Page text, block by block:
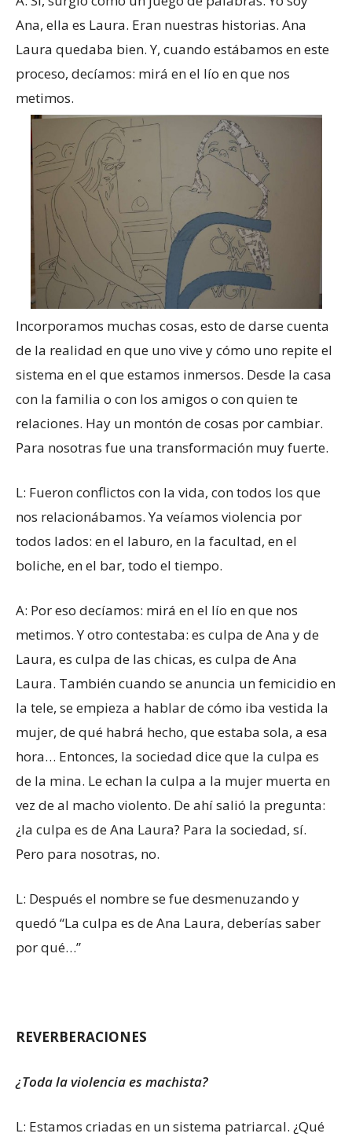
Ana, ella es Laura. Eran nuestras historias. Ana
Laura quedaba bien. Y, cuando estábamos en este
proceso, decíamos: mirá en el lío en que nos
metimos.
Incorporamos muchas cosas, esto de darse cuenta
de la realidad en que uno vive y cómo uno repite el
sistema en el que estamos inmersos. Desde la casa
con la familia o con los amigos o con quien te
relaciones. Hay un montón de cosas por cambiar.
Para nosotras fue una transformación muy fuerte.
L: Fueron conflictos con la vida, con todos los que
nos relacionábamos. Ya veíamos violencia por
todos lados: en el laburo, en la facultad, en el
boliche, en el bar, todo el tiempo.
A: Por eso decíamos: mirá en el lío en que nos
metimos. Y otro contestaba: es culpa de Ana y de
Laura, es culpa de las chicas, es culpa de Ana
Laura. También cuando se anuncia un femicidio en
la tele, se empieza a hablar de cómo iba vestida la
mujer, de qué habrá hecho, que estaba sola, a esa
hora… Entonces, la sociedad dice que la culpa es
de la mina. Le echan la culpa a la mujer muerta en
vez de al macho violento. De ahí salió la pregunta:
¿la culpa es de Ana Laura? Para la sociedad, sí.
Pero para nosotras, no.
L: Después el nombre se fue desmenuzando y
quedó “La culpa es de Ana Laura, deberías saber
por qué…”
REVERBERACIONES
¿Toda la violencia es machista?
L: Estamos criadas en un sistema patriarcal. ¿Qué